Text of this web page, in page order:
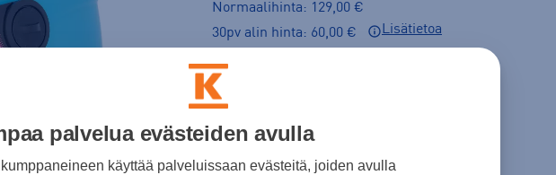
Normaalihinta: 129,00 €
30pv alin hinta: 60,00 €
Lisätietoa
LAST CHANCE
Väri
palvelua evästeiden avulla
käyttää palveluissaan evästeitä, joiden avulla